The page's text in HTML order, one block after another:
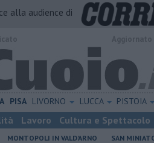
alla audience di
PISA LIVORNO LUCCA PISTOIA
Lavoro Cultura e Spettacolo
MONTOPOLI IN VALD'ARNO SAN